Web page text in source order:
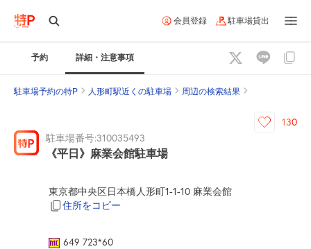
会員登録 駐車場貸出
予約 詳細・注意事項
駐車場予約の特P 人形町駅近くの駐車場 周辺の検索結果
130
駐車場番号:310035493
《平日》麻業会館駐車場
東京都中央区日本橋人形町1-1-10 麻業会館
住所をコピー
649 723*60